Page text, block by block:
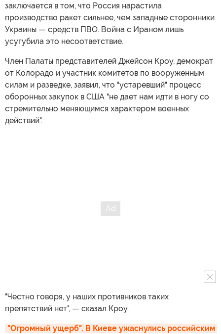
заключается в том, что Россия нарастила
производство ракет сильнее, чем западные сторонники
Украины — средств ПВО. Война с Ираном лишь
усугубила это несоответствие.
Член Палаты представителей Джейсон Кроу, демократ
от Колорадо и участник комитетов по вооруженным
силам и разведке, заявил, что "устаревший" процесс
оборонных закупок в США "не дает нам идти в ногу со
стремительно меняющимся характером военных
действий".
"Честно говоря, у наших противников таких
препятствий нет", — сказал Кроу.
"Огромный ущерб". В Киеве ужаснулись российским